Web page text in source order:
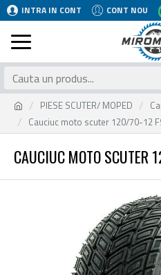
INTRA IN CONT CONT NOU
PIESE SCUTER/ MOPED
Cauciuc moto scuter 120/70-12
CAUCIUC MOTO